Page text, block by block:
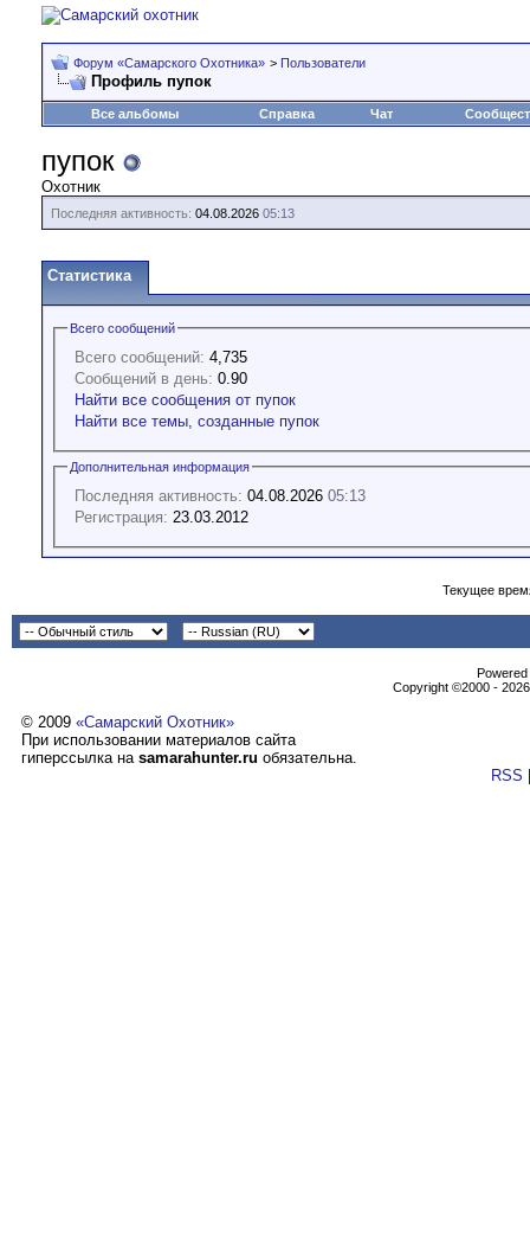
Форум «Самарского Охотника» > Пользователи
Профиль пупок
Все альбомы Справка Чат
пупок
Охотник
Последняя активность: 04.08.2026 05:13
Статистика
Всего сообщений
Всего сообщений: 4,735
Сообщений в день: 0.90
Найти все сообщения от пупок
Найти все темы, созданные пупок
Дополнительная информация
Последняя активность: 04.08.2026 05:13
Регистрация: 23.03.2012
Текущее
Copyright ©2000 -
© 2009 «Самарский Охотник»
При использовании материалов сайта
гиперссылка на samarahunter.ru обязательна.
RSS